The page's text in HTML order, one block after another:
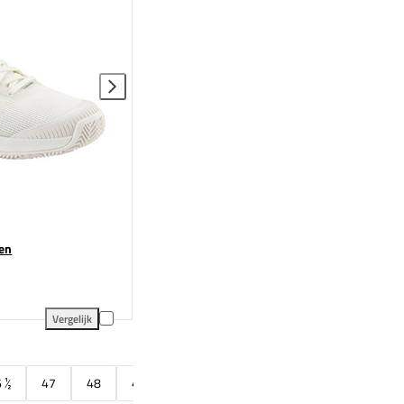
Vergelijk
HEAD Sprint Pro 4.0 Clay Heren toevoegen aan vergelijking
½ 47 48 48 ½